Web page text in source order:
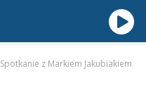
Spotkanie z Markiem Jakubiakiem